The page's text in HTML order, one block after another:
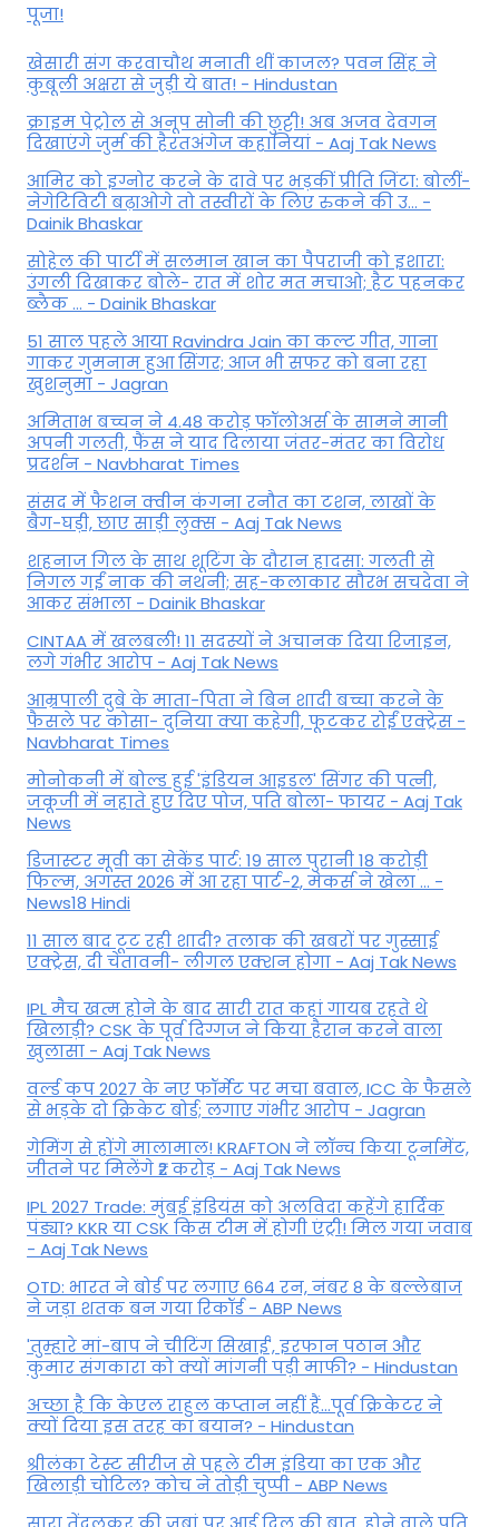
पूजा!
खेसारी संग करवाचौथ मनाती थीं काजल? पवन सिंह ने
कुबूली अक्षरा से जुड़ी ये बात! - Hindustan
क्राइम पेट्रोल से अनूप सोनी की छुट्टी! अब अजव देवगन
दिखाएंगे जुर्म की हैरतअंगेज कहानियां - Aaj Tak News
आमिर को इग्नोर करने के दावे पर भड़कीं प्रीति जिंटा: बोलीं-
नेगेटिविटी बढ़ाओगे तो तस्वीरों के लिए रुकने की उ... -
Dainik Bhaskar
सोहेल की पार्टी में सलमान खान का पैपराजी को इशारा:
उंगली दिखाकर बोले- रात में शोर मत मचाओ; हैट पहनकर
ब्लैक ... - Dainik Bhaskar
51 साल पहले आया Ravindra Jain का कल्ट गीत, गाना
गाकर गुमनाम हुआ सिंगर; आज भी सफर को बना रहा
खुशनुमा - Jagran
अमिताभ बच्चन ने 4.48 करोड़ फॉलोअर्स के सामने मानी
अपनी गलती, फैंस ने याद दिलाया जंतर-मंतर का विरोध
प्रदर्शन - Navbharat Times
संसद में फैशन क्वीन कंगना रनौत का टशन, लाखों के
बैग-घड़ी, छाए साड़ी लुक्स - Aaj Tak News
शहनाज गिल के साथ शूटिंग के दौरान हादसा: गलती से
निगल गईं नाक की नथनी; सह-कलाकार सौरभ सचदेवा ने
आकर संभाला - Dainik Bhaskar
CINTAA में खलबली! 11 सदस्यों ने अचानक दिया रिजाइन,
लगे गंभीर आरोप - Aaj Tak News
आम्रपाली दुबे के माता-पिता ने बिन शादी बच्चा करने के
फैसले पर कोसा- दुनिया क्या कहेगी, फूटकर रोईं एक्ट्रेस -
Navbharat Times
मोनोकनी में बोल्ड हुई 'इंडियन आइडल' सिंगर की पत्नी,
जकूजी में नहाते हुए दिए पोज, पति बोला- फायर - Aaj Tak
News
डिजास्टर मूवी का सेकेंड पार्ट: 19 साल पुरानी 18 करोड़ी
फिल्म, अगस्त 2026 में आ रहा पार्ट-2, मेकर्स ने खेला ... -
News18 Hindi
11 साल बाद टूट रही शादी? तलाक की खबरों पर गुस्साई
एक्ट्रेस, दी चेतावनी- लीगल एक्शन होगा - Aaj Tak News
IPL मैच खत्म होने के बाद सारी रात कहां गायब रहते थे
खिलाड़ी? CSK के पूर्व दिग्गज ने किया हैरान करने वाला
खुलासा - Aaj Tak News
वर्ल्ड कप 2027 के नए फॉर्मेट पर मचा बवाल, ICC के फैसले
से भड़के दो क्रिकेट बोर्ड; लगाए गंभीर आरोप - Jagran
गेमिंग से होंगे मालामाल! KRAFTON ने लॉन्च किया टूर्नामेंट,
जीतने पर मिलेंगे ₹2 करोड़ - Aaj Tak News
IPL 2027 Trade: मुंबई इंडियंस को अलविदा कहेंगे हार्दिक
पंड्या? KKR या CSK किस टीम में होगी एंट्री! मिल गया जवाब
- Aaj Tak News
OTD: भारत ने बोर्ड पर लगाए 664 रन, नंबर 8 के बल्लेबाज
ने जड़ा शतक बन गया रिकॉर्ड - ABP News
'तुम्हारे मां-बाप ने चीटिंग सिखाई', इरफान पठान और
कुमार संगकारा को क्यों मांगनी पड़ी माफी? - Hindustan
अच्छा है कि केएल राहुल कप्तान नहीं हैं…पूर्व क्रिकेटर ने
क्यों दिया इस तरह का बयान? - Hindustan
श्रीलंका टेस्ट सीरीज से पहले टीम इंडिया का एक और
खिलाड़ी चोटिल? कोच ने तोड़ी चुप्पी - ABP News